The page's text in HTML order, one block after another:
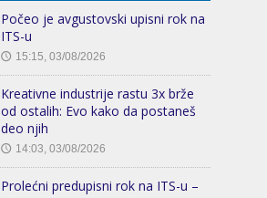
Počeo je avgustovski upisni rok na
ITS-u
🕔 15:15, 03/08/2026
Kreativne industrije rastu 3x brže
od ostalih: Evo kako da postaneš
deo njih
🕔 14:03, 03/08/2026
Prolećni predupisni rok na ITS-u –